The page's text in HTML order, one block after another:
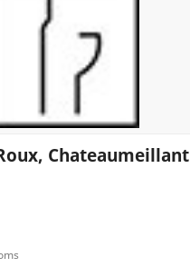
Chateaumeillant